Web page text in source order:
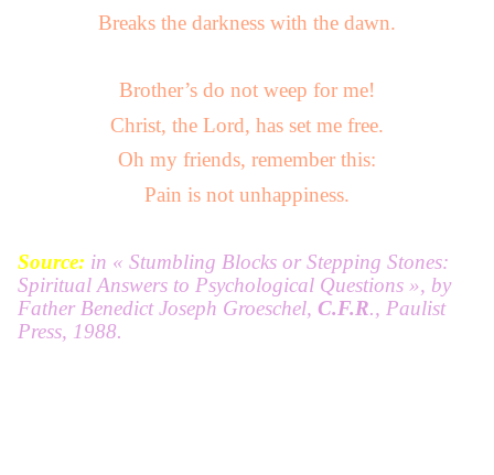
Breaks the darkness with the dawn.
Brother’s do not weep for me!
Christ, the Lord, has set me free.
Oh my friends, remember this:
Pain is not unhappiness.
Source: in « Stumbling Blocks or Stepping Stones:
Spiritual Answers to Psychological Questions », by
Father Benedict Joseph Groeschel, C.F.R., Paulist
Press, 1988.